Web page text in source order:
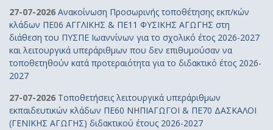
27-07-2026 Ανακοίνωση Προσωρινής τοποθέτησης εκπ/κών
κλάδων ΠΕ06 ΑΓΓΛΙΚΗΣ & ΠΕ11 ΦΥΣΙΚΗΣ ΑΓΩΓΗΣ στη
διάθεση του ΠΥΣΠΕ Ιωαννίνων για το σχολικό έτος 2026-2027
και λειτουργικά υπεράριθμων που δεν επιθυμούσαν να
τοποθετηθούν κατά προτεραιότητα για το διδακτικό έτος 2026-
2027
27-07-2026 Τοποθετήσεις λειτουργικά υπεράριθμων
εκπαιδευτικών κλάδων ΠΕ60 ΝΗΠΙΑΓΩΓΟΙ & ΠΕ70 ΔΑΣΚΑΛΟΙ
(ΓΕΝΙΚΗΣ ΑΓΩΓΗΣ) διδακτικού έτους 2026-2027